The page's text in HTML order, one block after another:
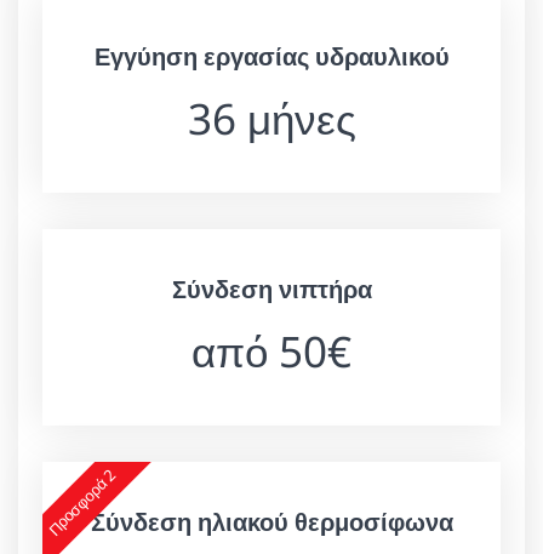
Εγγύηση εργασίας υδραυλικού
36 μήνες
Σύνδεση νιπτήρα
από 50€
Προσφορά 2Σύνδεση ηλιακού θερμοσίφωνα